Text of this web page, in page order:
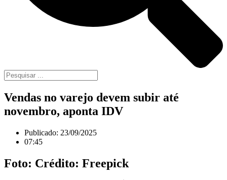
Vendas no varejo devem subir até
novembro, aponta IDV
Publicado: 23/09/2025
07:45
Foto: Crédito: Freepick